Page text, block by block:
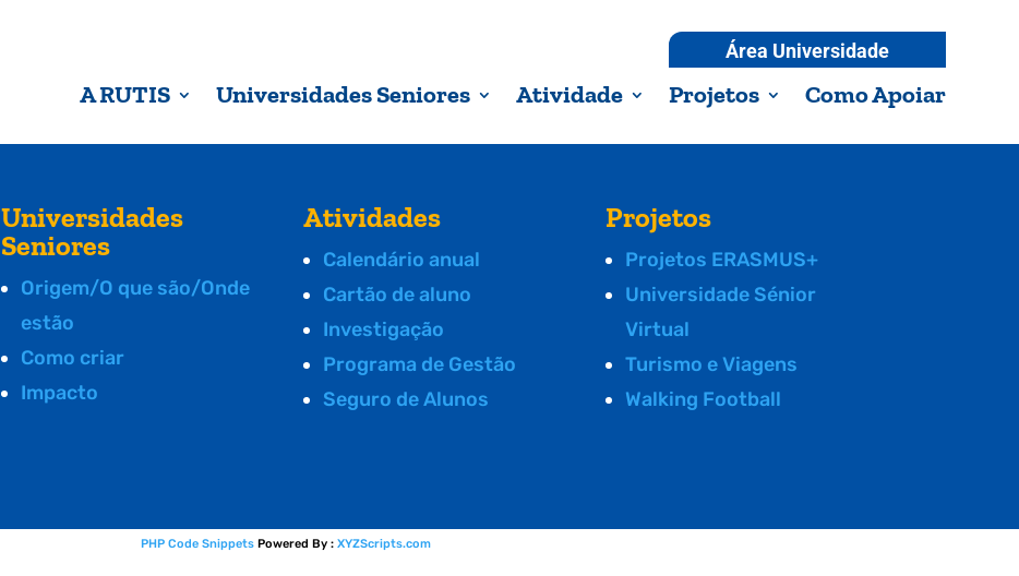
Área Universidade
A RUTIS Universidades Seniores Atividade Projetos Como Apoiar
Universidades
Seniores
Origem/O que são/Onde
estão
Como criar
Impacto
Atividades
Calendário anual
Cartão de aluno
Investigação
Programa de Gestão
Seguro de Alunos
Projetos
Projetos ERASMUS+
Universidade Sénior
Virtual
Turismo e Viagens
Walking Football
PHP Code Snippets Powered By : XYZScripts.com